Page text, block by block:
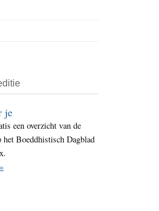
je
een overzicht van de
het Boeddhistisch Dagblad